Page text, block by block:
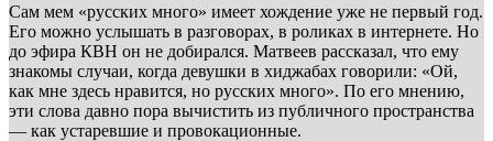
Сам мем «русских много» имеет хождение уже не первый год.
Его можно услышать в разговорах, в роликах в интернете. Но
до эфира КВН он не добирался. Матвеев рассказал, что ему
знакомы случаи, когда девушки в хиджабах говорили: «Ой,
как мне здесь нравится, но русских много». По его мнению,
эти слова давно пора вычистить из публичного пространства
— как устаревшие и провокационные.